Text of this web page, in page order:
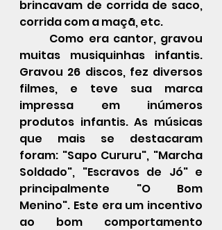
brincavam de corrida de saco,
corrida com a maçã, etc.
muitas musiquinhas infantis.
Gravou 26 discos, fez diversos
filmes, e teve sua marca
impressa em inúmeros
produtos infantis. As músicas
que mais se destacaram
foram: "Sapo Cururu", "Marcha
Soldado", "Escravos de Jó" e
principalmente "O Bom
Menino". Este era um incentivo
ao bom comportamento